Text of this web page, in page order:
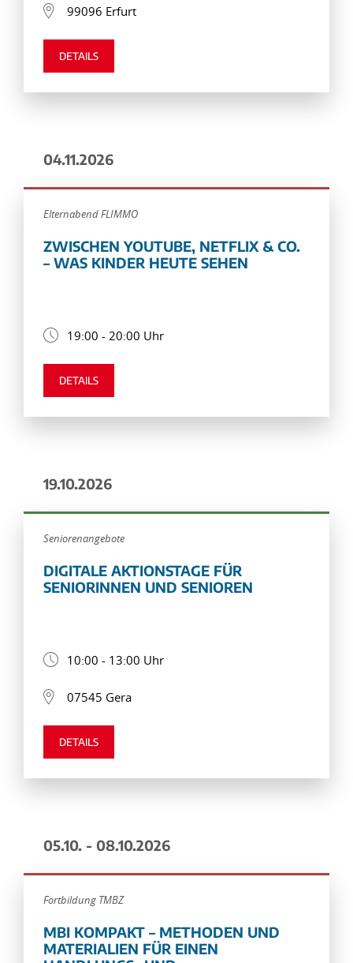
99096 Erfurt
DETAILS
04.11.2026
Elternabend FLIMMO
ZWISCHEN YOUTUBE, NETFLIX & CO.
– WAS KINDER HEUTE SEHEN
19:00 - 20:00 Uhr
DETAILS
19.10.2026
Seniorenangebote
DIGITALE AKTIONSTAGE FÜR
SENIORINNEN UND SENIOREN
10:00 - 13:00 Uhr
07545 Gera
DETAILS
05.10. - 08.10.2026
Fortbildung TMBZ
MBI KOMPAKT – METHODEN UND
MATERIALIEN FÜR EINEN